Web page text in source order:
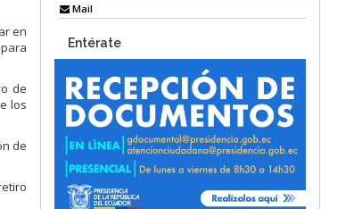
en
de
los
de
Mail
Entérate